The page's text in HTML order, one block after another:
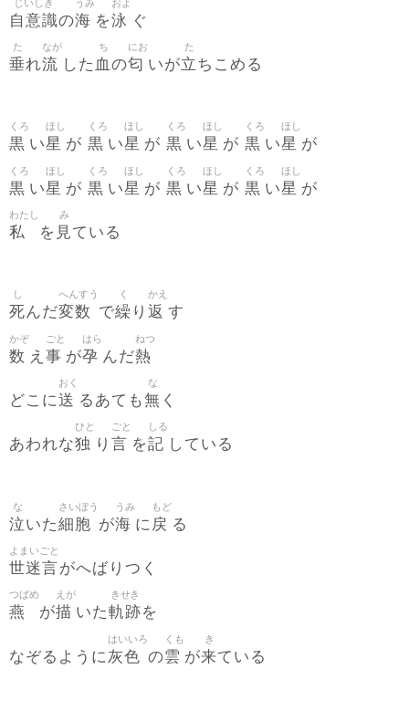
自意識
じいしき
の海
うみ
を泳
およ
ぐ
垂
た
れ流
なが
した 血
ち
の匂
にお
いが立
た
ちこめる
黒
くろ
い星
ほし
が 黒
くろ
い星
ほし
が 黒
くろ
い星
ほし
が 黒
くろ
い星
ほし
が
黒
くろ
い星
ほし
が 黒
くろ
い星
ほし
が 黒
くろ
い星
ほし
が 黒
くろ
い星
ほし
が
私
わたし
を 見
み
ている
死
し
んだ変数
へんすう
で繰
く
り 返
かえ
す
数
かぞ
え 事
ごと
が孕
はら
んだ熱
ねつ
どこに送
おく
るあても無
な
く
あわれな独
ひと
り 言
ごと
を記
しる
している
泣
な
いた細胞
さいぼう
が海
うみ
に 戻
もど
る
世迷言
よまいごと
がへばりつく
燕
つばめ
が描
えが
いた軌跡
きせき
を
なぞるように灰色
はいいろ
の雲
くも
が来
き
ている